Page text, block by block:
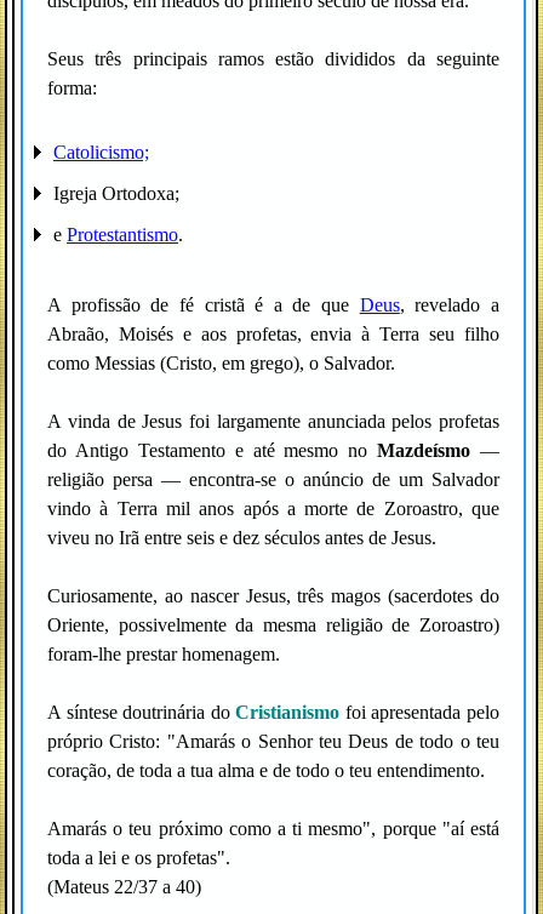
Seus três principais ramos estão divididos da seguinte
forma:
Catolicismo;
Igreja Ortodoxa;
e Protestantismo.
A profissão de fé cristã é a de que Deus, revelado a
Abraão, Moisés e aos profetas, envia à Terra seu filho
como Messias (Cristo, em grego), o Salvador.
A vinda de Jesus foi largamente anunciada pelos profetas
do Antigo Testamento e até mesmo noMazdeísmo —
religião persa — encontra-se o anúncio de um Salvador
vindo à Terra mil anos após a morte de Zoroastro, que
viveu no Irã entre seis e dez séculos antes de Jesus.
Curiosamente, ao nascer Jesus, três magos (sacerdotes do
Oriente, possivelmente da mesma religião de Zoroastro)
foram-lhe prestar homenagem.
A síntese doutrinária doCristianismo foi apresentada pelo
próprio Cristo: "Amarás o Senhor teu Deus de todo o teu
coração, de toda a tua alma e de todo o teu entendimento.
Amarás o teu próximo como a ti mesmo", porque "aí está
toda a lei e os profetas".
(Mateus 22/37 a 40)